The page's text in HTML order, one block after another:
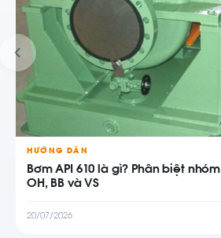
HƯỚNG DẪN
Bơm API 610 là gì? Phân biệt nhóm
OH, BB và VS
20/07/2026